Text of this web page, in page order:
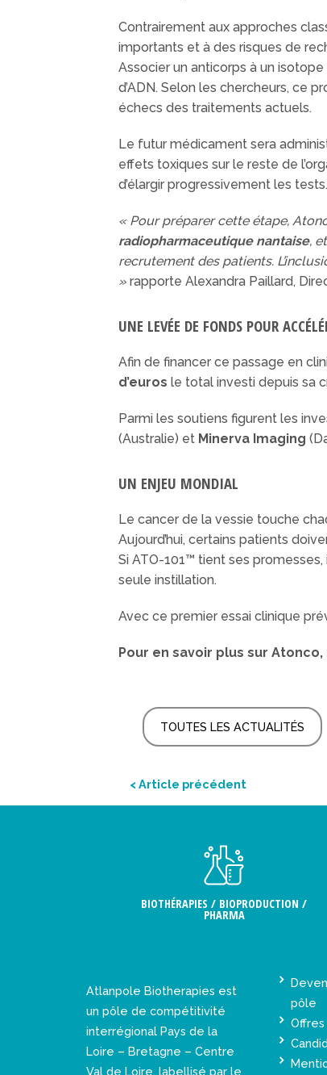
Contrairement aux approches
importants et à des risques de
Associer un anticorps à un isotope
d’ADN. Selon les chercheurs, ce
échecs des traitements actuels.
Le futur médicament sera
effets toxiques sur le reste de
d’élargir progressivement les tests.
« Pour préparer cette étape,
radiopharmaceutique nantaise,
recrutement des patients.
» rapporte Alexandra Paillard,
UNE LEVÉE DE FONDS POUR
Afin de financer ce passage en
d’euros le total investi depuis sa
Parmi les soutiens figurent les
(Australie) et Minerva Imaging
UN ENJEU MONDIAL
Le cancer de la vessie touche
Aujourd’hui, certains patients
Si ATO-101™ tient ses
seule instillation.
Avec ce premier essai clinique
Pour en savoir plus sur
TOUTES LES ACTUALITÉS
< Article précédent
BIOTHÉRAPIES / BIOPRODUCTION /
PHARMA
Atlanpole Biotherapies est
un pôle de compétitivité
interrégional Pays de la
Loire – Bretagne – Centre
Val de Loire, labellisé par le
pôle
Offres